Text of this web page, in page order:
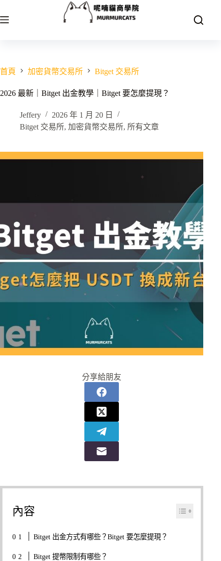
至
容
首頁 加密貨幣交易所 Bitget 交易所
2026 最新｜Bitget 出金教學｜Bitget 要怎麼提現？
Jeffery
2026 年 1 月 20 日
Bitget 交易所, 加密貨幣交易所, 所有文章
分享給朋友
內容
Bitget 出金方式有哪些？Bitget 要怎麼提現？
Bitget 提幣限制有哪些？